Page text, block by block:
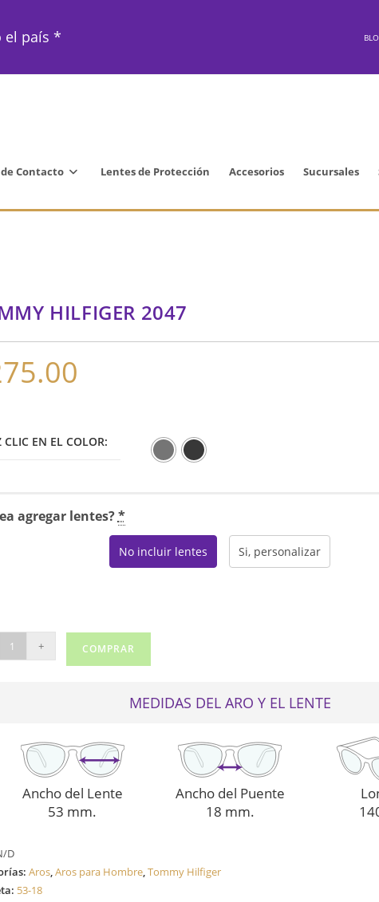
el país *
Contacto Lentes de Protección Accesorios Sucursales
HILFIGER 2047
CLIC EN EL COLOR:
agregar lentes?*
No incluir lentes Si, personalizar
+ COMPRAR
MEDIDAS DEL ARO Y EL LENTE
Ancho del Lente
53 mm.
Ancho del Puente
18 mm.
D
Aros,Aros para Hombre,Tommy Hilfiger
53-18